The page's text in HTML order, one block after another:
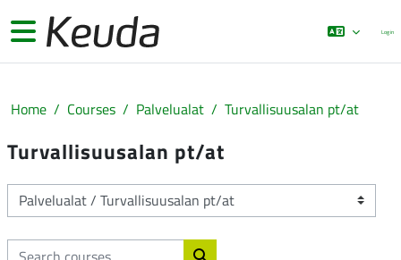
Side panel Log in
Home Courses Palvelualat Turvallisuusalan pt/at
Turvallisuusalan pt/at
Course categories
Search courses